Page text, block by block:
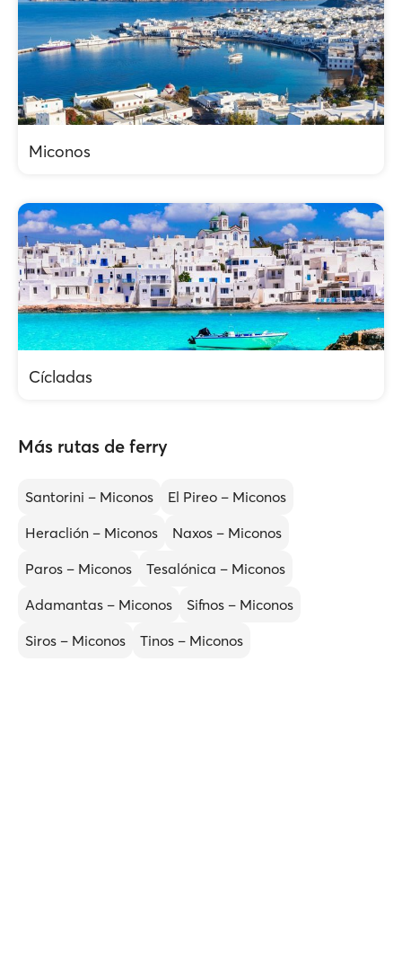
Miconos
Cícladas
Más rutas de ferry
Santorini – Miconos
El Pireo – Miconos
Heraclión – Miconos
Naxos – Miconos
Paros – Miconos
Tesalónica – Miconos
Adamantas – Miconos
Sifnos – Miconos
Siros – Miconos
Tinos – Miconos